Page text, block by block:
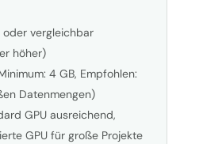
vergleichbar
höher)
4 GB, Empfohlen:
Datenmengen)
GPU ausreichend,
GPU für große Projekte